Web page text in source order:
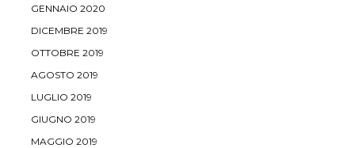
GENNAIO 2020
DICEMBRE 2019
OTTOBRE 2019
AGOSTO 2019
LUGLIO 2019
GIUGNO 2019
MAGGIO 2019